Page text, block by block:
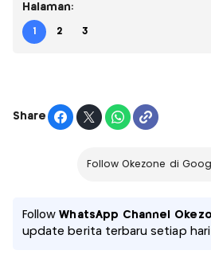
Halaman:
1 2 3
Share
Follow Okezone di
FollowWhatsApp Channel
update berita terbaru setiap hari